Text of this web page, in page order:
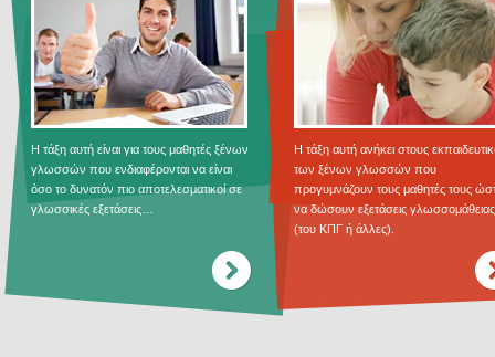
Η τάξη αυτή είναι για τους μαθητές ξένων
γλωσσών που ενδιαφέρονται να είναι
όσο το δυνατόν πιο αποτελεσματικοί σε
γλωσσικές εξετάσεις…
Η τάξη αυτή ανήκει στους
των ξένων γλωσσών που
προγυμνάζουν τους μαθητές τους
να δώσουν εξετάσεις γλωσσομάθειας
(του ΚΠΓ ή άλλες).